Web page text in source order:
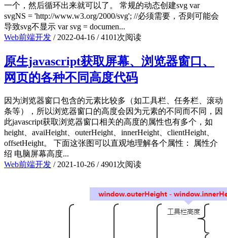
一个，然后循环出来就可以了。 常规的动态创建svg var
svgNS = 'http://www.w3.org/2000/svg'; //必须需要，否则可能会
导致svg不显示 var svg = documen...
Web前端开发 / 2022-04-16 / 4101次阅读
原生javascript获取屏幕、浏览器窗口、
网页的各种不同高度代码
因为浏览器窗口包含的元素比较多（如工具栏、任务栏、滚动
条等），所以浏览器窗口的高度会因为元素的不同而不同，因
此javascript获取浏览器窗口相关的高度的属性也有多个，如
height、avaiHeight、outerHeight、innerHeight、clientHeight、
offsetHeight。 下面这张图可以直观地理解各个属性： 属性介
绍 电脑屏幕高度...
Web前端开发 / 2021-10-26 / 4901次阅读